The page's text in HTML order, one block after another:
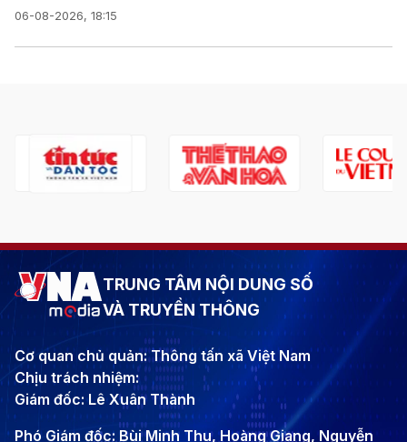
06-08-2026, 18:15
TRUNG TÂM NỘI DUNG SỐ
VÀ TRUYỀN THÔNG
Cơ quan chủ quản: Thông tấn xã Việt Nam
Chịu trách nhiệm:
Giám đốc: Lê Xuân Thành
Phó Giám đốc: Bùi Minh Thu, Hoàng Giang, Nguyễn